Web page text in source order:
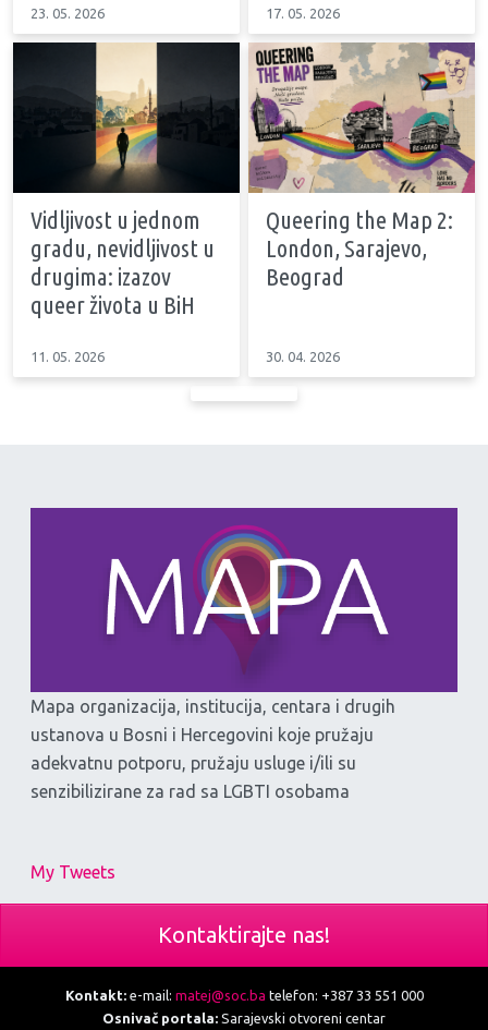
23. 05. 2026 17. 05. 2026
Vidljivost u jednom
gradu, nevidljivost u
drugima: izazov
queer života u BiH
11. 05. 2026
Queering the Map 2:
London, Sarajevo,
Beograd
30. 04. 2026
Mapa organizacija, institucija, centara i drugih
ustanova u Bosni i Hercegovini koje pružaju
adekvatnu potporu, pružaju usluge i/ili su
senzibilizirane za rad sa LGBTI osobama
My Tweets
Kontaktirajte nas!
Kontakt:e-mail: matej@soc.ba telefon: +387 33 551 000
Osnivač portala: Sarajevski otvoreni centar